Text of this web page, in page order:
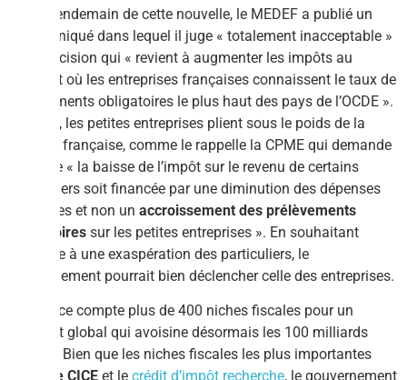
Dès le lendemain de cette nouvelle, le MEDEF a publié un
communiqué dans lequel il juge « totalement inacceptable »
cette décision qui « revient à augmenter les impôts au
moment où les entreprises françaises connaissent le taux de
prélèvements obligatoires le plus haut des pays de l’OCDE ».
En effet, les petites entreprises plient sous le poids de la
fiscalité française, comme le rappelle la CPME qui demande
à ce que « la baisse de l’impôt sur le revenu de certains
particuliers soit financée par une diminution des dépenses
publiques et non un accroissement des prélèvements
obligatoires sur les petites entreprises ». En souhaitant
répondre à une exaspération des particuliers, le
gouvernement pourrait bien déclencher celle des entreprises.
La France compte plus de 400 niches fiscales pour un
montant global qui avoisine désormais les 100 milliards
d’euros. Bien que les niches fiscales les plus importantes
le CICE et le crédit d’impôt recherche, le gouvernement